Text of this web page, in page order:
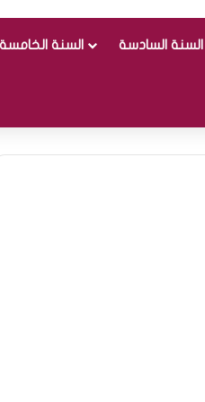
السنة الخامسة السنة السادسة